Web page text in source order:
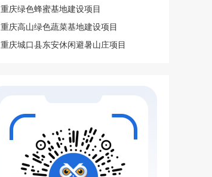
重庆绿色蜂蜜基地建设项目
重庆高山绿色蔬菜基地建设项目
重庆城口县东安休闲避暑山庄项目